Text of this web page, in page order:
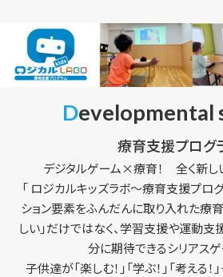
療育支援プログ
デジタルゲーム×療育！ 全く新し
「 ロジカルキッズラボ～療育支援プロ
ション要素をふんだんに取り入れた療
しい」だけではなく、学習支援や運動
分に期待できるシリアスゲ
子供達が「楽しむ！」「学ぶ！」「考える